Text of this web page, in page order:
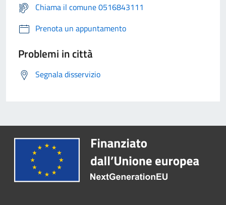
Chiama il comune 0516843111
Prenota un appuntamento
Problemi in città
Segnala disservizio